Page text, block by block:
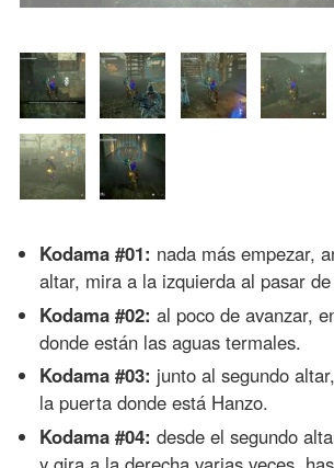
Kodama #01: nada más empezar,
altar, mira a la izquierda al pasar
Kodama #02: al poco de avanzar,
donde están las aguas termales.
Kodama #03: junto al segundo
la puerta donde está Hanzo.
Kodama #04: desde el segundo